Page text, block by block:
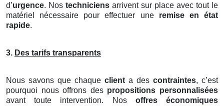
d’urgence. Nos techniciens arrivent sur place avec tout le
matériel nécessaire pour effectuer une remise en état
rapide.
3. Des tarifs transparents
Nous savons que chaque client a des contraintes, c’est
pourquoi nous offrons des propositions personnalisées
avant toute intervention. Nos offres économiques